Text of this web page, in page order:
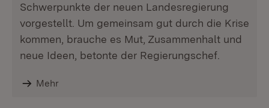
Schwerpunkte der neuen Landesregierung
vorgestellt. Um gemeinsam gut durch die Krise
kommen, brauche es Mut, Zusammenhalt und
neue Ideen, betonte der Regierungschef.
Mehr